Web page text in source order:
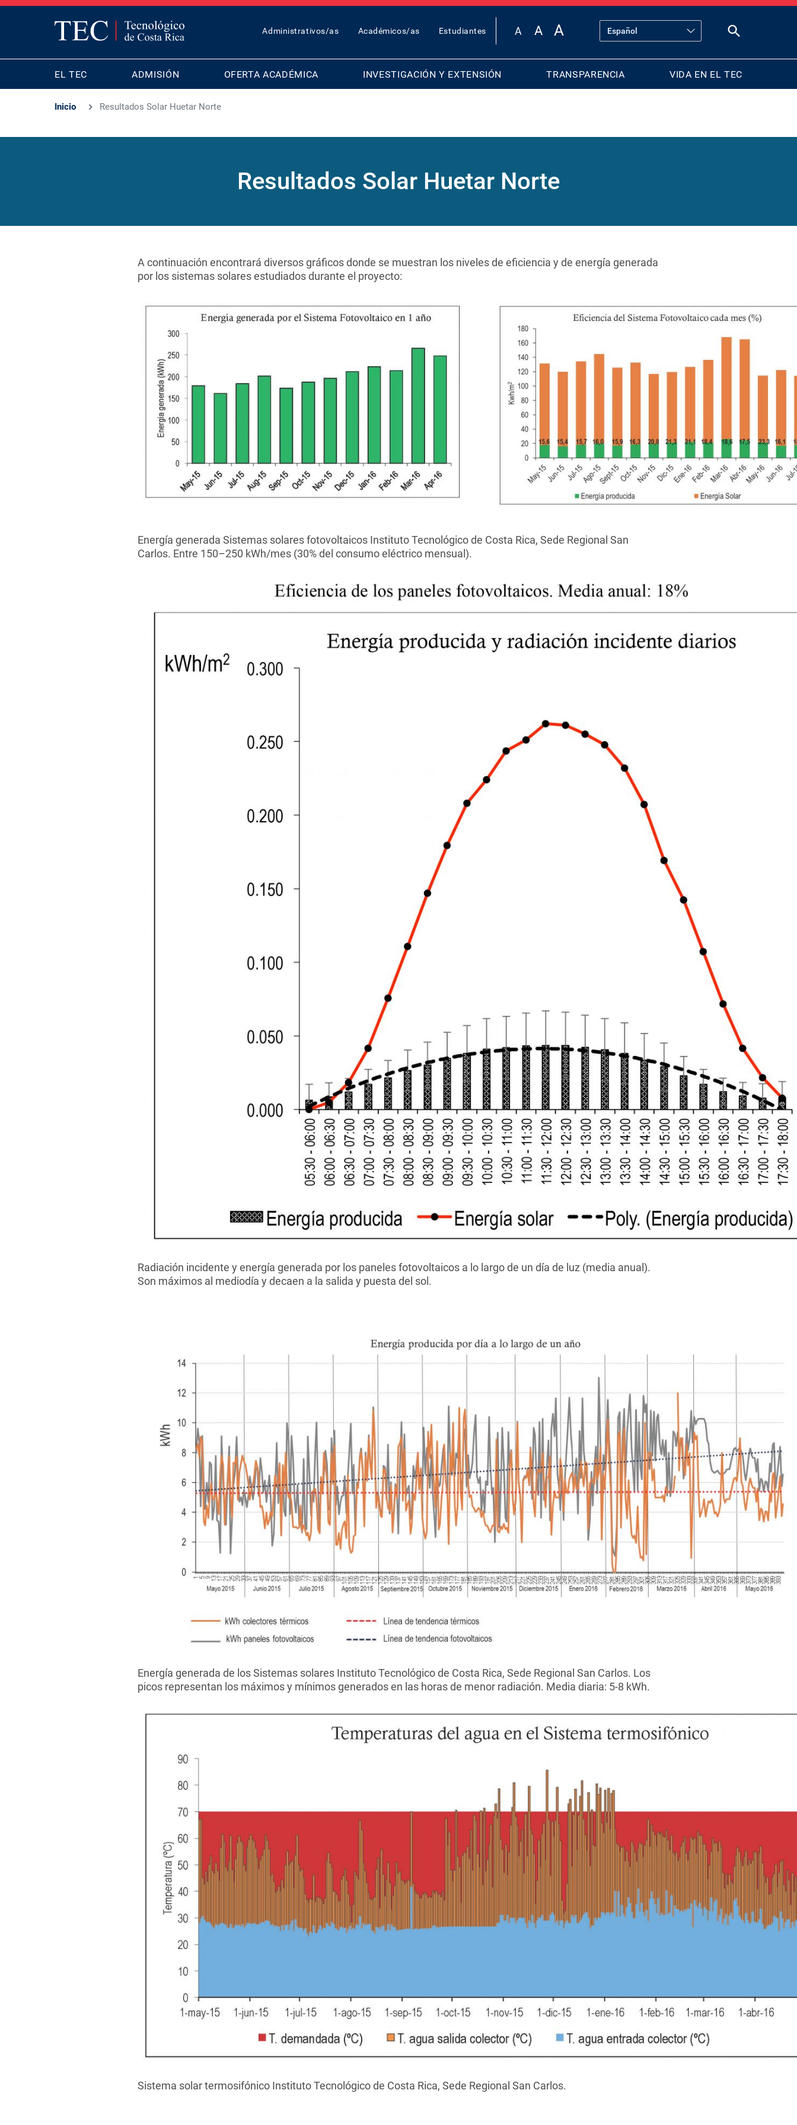
TOP
MENU
Administrativos/as Académicos/as Estudiantes
MAIN
NAVIGATION
EL TEC ADMISIÓN OFERTA ACADÉMICA INVESTIGACIÓN Y EXTENSIÓN TRANSPARENCIA VIDA EN EL TEC
Inicio Resultados Solar Huetar Norte
Resultados Solar Huetar Norte
A continuación encontrará diversos gráficos donde se muestran los niveles de eficiencia y de energía generada
por los sistemas solares estudiados durante el proyecto:
Energía generada Sistemas solares fotovoltaicos Instituto Tecnológico de Costa Rica, Sede Regional San
Carlos. Entre 150–250 kWh/mes (30% del consumo eléctrico mensual).
Radiación incidente y energía generada por los paneles fotovoltaicos a lo largo de un día de luz (media anual).
Son máximos al mediodía y decaen a la salida y puesta del sol.
Energía generada de los Sistemas solares Instituto Tecnológico de Costa Rica, Sede Regional San Carlos. Los
picos representan los máximos y mínimos generados en las horas de menor radiación. Media diaria: 5-8 kWh.
Sistema solar termosifónico Instituto Tecnológico de Costa Rica, Sede Regional San Carlos.